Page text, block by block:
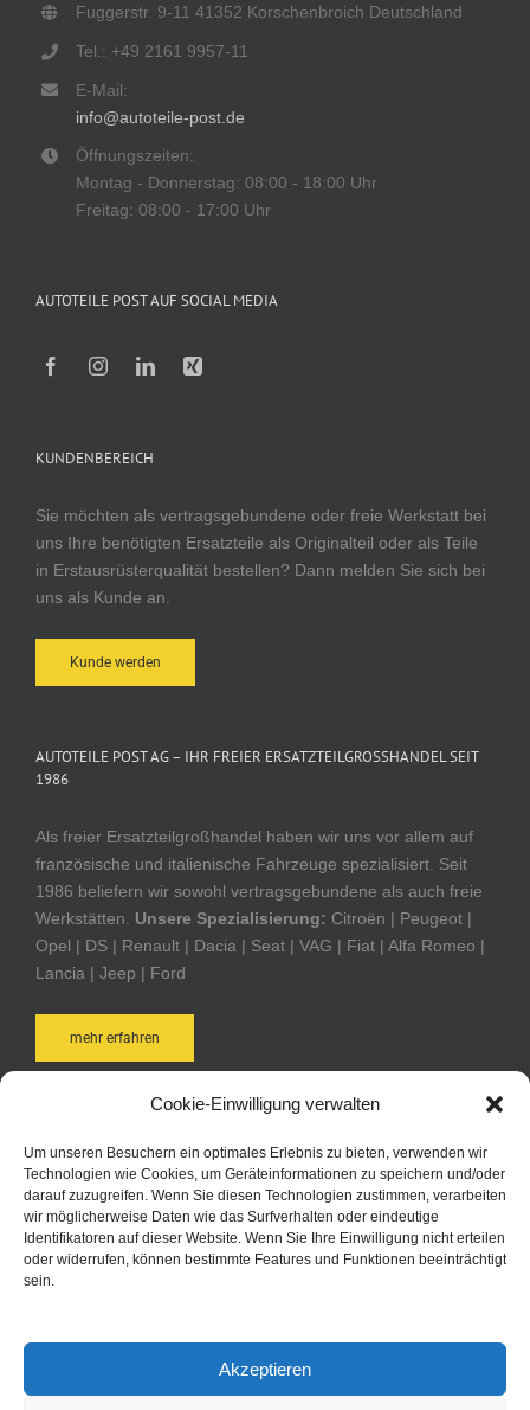
Cookie-Einwilligung verwalten
Um unseren Besuchern ein optimales Erlebnis zu bieten, verwenden wir
Technologien wie Cookies, um Geräteinformationen zu speichern und/oder
darauf zuzugreifen. Wenn Sie diesen Technologien zustimmen, verarbeiten
wir möglicherweise Daten wie das Surfverhalten oder eindeutige
Identifikatoren auf dieser Website. Wenn Sie Ihre Einwilligung nicht erteilen
oder widerrufen, können bestimmte Features und Funktionen beeinträchtigt
sein.
Akzeptieren
Fuggerstr. 9-11 41352 Korschenbroich Deutschland
Tel.: +49 2161 9957-11
E-Mail:
info@autoteile-post.de
Öffnungszeiten:
Montag - Donnerstag: 08:00 - 18:00 Uhr
Freitag: 08:00 - 17:00 Uhr
AUTOTEILE POST AUF SOCIAL MEDIA
KUNDENBEREICH
Sie möchten als vertragsgebundene oder freie Werkstatt bei
uns Ihre benötigten Ersatzteile als Originalteil oder als Teile
in Erstausrüsterqualität bestellen? Dann melden Sie sich bei
uns als Kunde an.
Kunde werden
AUTOTEILE POST AG – IHR FREIER ERSATZTEILGROSSHANDEL SEIT 1
986
Als freier Ersatzteilgroßhandel haben wir uns vor allem auf
französische und italienische Fahrzeuge spezialisiert. Seit
1986 beliefern wir sowohl vertragsgebundene als auch freie
Werkstätten. Unsere Spezialisierung: Citroën | Peugeot |
Opel | DS | Renault | Dacia | Seat | VAG | Fiat | Alfa Romeo |
Lancia | Jeep | Ford
mehr erfahren
Bequem und schnell online bestellen. Durch Ihre Anmeldung
bei Autoteile Post AG Online sind Sie in der Lage schneller zu
bestellen, kennen jederzeit den Status Ihrer Bestellungen
und haben immer eine aktuelle Übersicht über Ihre